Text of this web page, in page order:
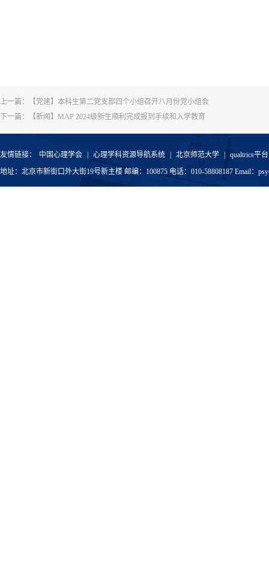
上一篇：
【党建】本科生第二党支部四个小组召开八月份党小组会
下一篇：
【新闻】MAP 2024级新生顺利完成报到手续和入学教育
友情链接： 中国心理学会 心理学科资源导航系统 北京师范大学
qualtrics平台
地址：北京市新街口外大街19号新主楼 邮编：100875 电话：010-58808187 Email：